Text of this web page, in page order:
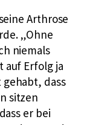
Arthrose
„Ohne
niemals
auf Erfolg ja
dass
sitzen
er bei